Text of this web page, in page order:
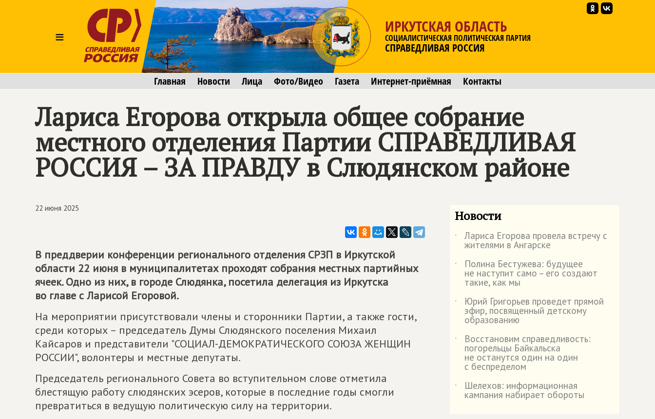
≡
ИРКУТСКАЯ ОБЛАСТЬ
СОЦИАЛИСТИЧЕСКАЯ ПОЛИТИЧЕСКАЯ ПАРТИЯ
СПРАВЕДЛИВАЯ РОССИЯ
Главная Новости Лица Фото/Видео Газета Интернет-приёмная Контакты
Лариса Егорова открыла общее собрание
местного отделения Партии СПРАВЕДЛИВАЯ
РОССИЯ – ЗА ПРАВДУ в Слюдянском районе
22 июня 2025
В преддверии конференции регионального отделения СРЗП в Иркутской
области 22 июня в муниципалитетах проходят собрания местных партийных
ячеек. Одно из них, в городе Слюдянка, посетила делегация из Иркутска
во главе с Ларисой Егоровой.
На мероприятии присутствовали члены и сторонники Партии, а также гости,
среди которых – председатель Думы Слюдянского поселения Михаил
Кайсаров и представители "СОЦИАЛ-ДЕМОКРАТИЧЕСКОГО СОЮЗА ЖЕНЩИН
РОССИИ", волонтеры и местные депутаты.
Председатель регионального Совета во вступительном слове отметила
блестящую работу слюдянских эсеров, которые в последние годы смогли
превратиться в ведущую политическую силу на территории.
Новости
˙ Лариса Егорова провела встречу с
жителями в Ангарске
˙
Полина Бестужева: будущее
не наступит само – его создают
такие, как мы
˙
Юрий Григорьев проведет прямой
эфир, посвященный детскому
образованию
˙
Восстановим справедливость:
погорельцы Байкальска
не останутся один на один
с беспределом
˙
Шелехов: информационная
кампания набирает обороты